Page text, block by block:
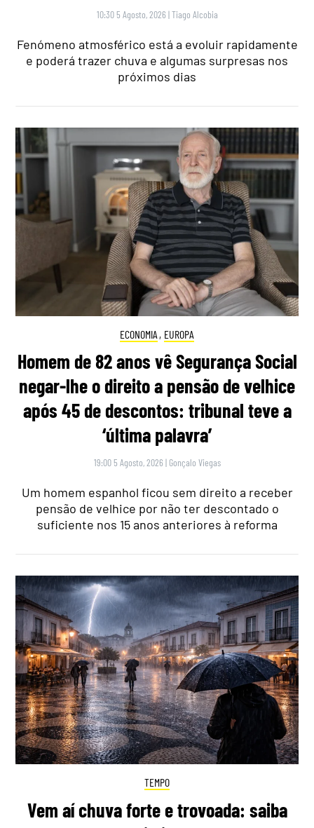
10:30 5 Agosto, 2026 |Tiago Alcobia
Fenómeno atmosférico está a evoluir rapidamente
e poderá trazer chuva e algumas surpresas nos
próximos dias
ECONOMIA , EUROPA
Homem de 82 anos vê Segurança Social
negar-lhe o direito a pensão de velhice
após 45 de descontos: tribunal teve a
‘última palavra’
19:00 5 Agosto, 2026 | Gonçalo Viegas
Um homem espanhol ficou sem direito a receber
pensão de velhice por não ter descontado o
suficiente nos 15 anos anteriores à reforma
TEMPO
Vem aí chuva forte e trovoada: saiba